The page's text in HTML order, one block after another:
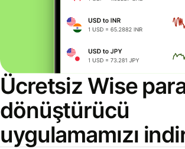
Ücretsiz Wise
dönüştürücü
uygulamamızı